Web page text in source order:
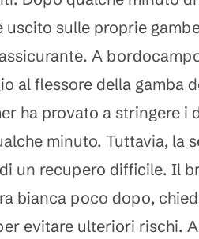
uscito sulle proprie
A
al flessore della gamba
ha provato a stringere i
minuto. Tuttavia, la
un recupero difficile. Il
bianca poco dopo,
evitare ulteriori rischi.